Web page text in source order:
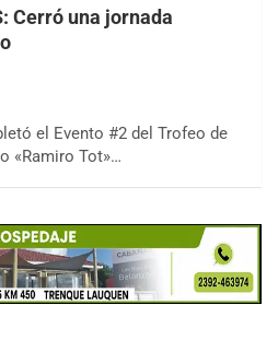
Cerró una jornada
el Evento #2 del Trofeo de
«Ramiro Tot»…